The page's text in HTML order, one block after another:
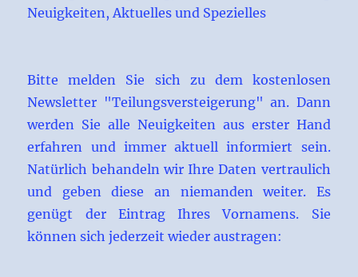
Neuigkeiten, Aktuelles und Spezielles
Bitte melden Sie sich zu dem kostenlosen
Newsletter "Teilungsversteigerung" an. Dann
werden Sie alle Neuigkeiten aus erster Hand
erfahren und immer aktuell informiert sein.
Natürlich behandeln wir Ihre Daten vertraulich
und geben diese an niemanden weiter. Es
genügt der Eintrag Ihres Vornamens. Sie
können sich jederzeit wieder austragen: